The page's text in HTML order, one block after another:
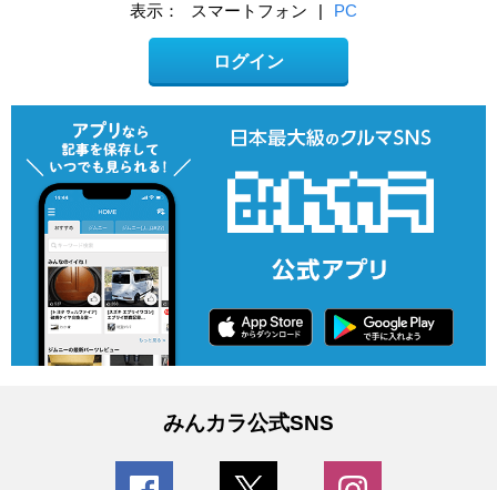
表示： スマートフォン | PC
ログイン
みんカラ公式SNS